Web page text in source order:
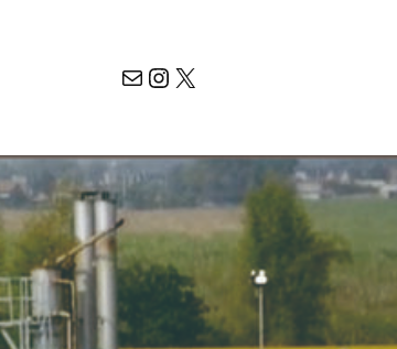
MailInstagram
X